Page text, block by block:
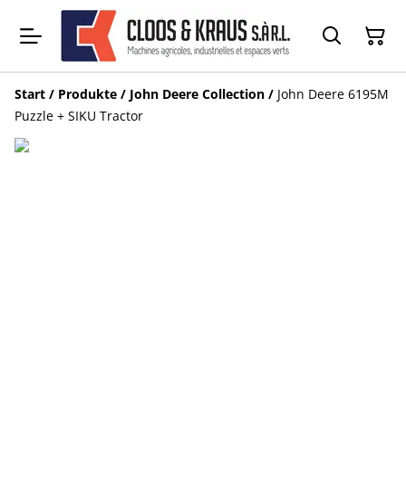
Start / Produkte / John Deere Collection / John Deere 6195M
Puzzle + SIKU Tractor